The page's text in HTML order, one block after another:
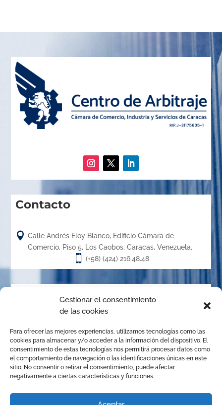
Gestionar el consentimiento
de las cookies
Para ofrecer las mejores experiencias, utilizamos tecnologías como las
cookies para almacenar y/o acceder a la información del dispositivo. El
consentimiento de estas tecnologías nos permitirá procesar datos como
el comportamiento de navegación o las identificaciones únicas en este
sitio. No consentir o retirar el consentimiento, puede afectar
negativamente a ciertas características y funciones.
Contacto
 Calle Andrés Eloy Blanco, Edificio Cámara de
Comercio, Piso 5, Los Caobos, Caracas, Venezuela.
 (+58) (424) 216.48.48
Acerca de
El Centro de Arbitraje de la Cámara de Caracas (CACC),
creado en el año 1.989, es un órgano de la Cámara de
Comercio, Industria y Servicios de Caracas, organizado de
conformidad con las disposiciones de la Ley de Arbitraje
Comercial para promover la solución de conflictos
cualquier otro mecanismo alternativo de solución de